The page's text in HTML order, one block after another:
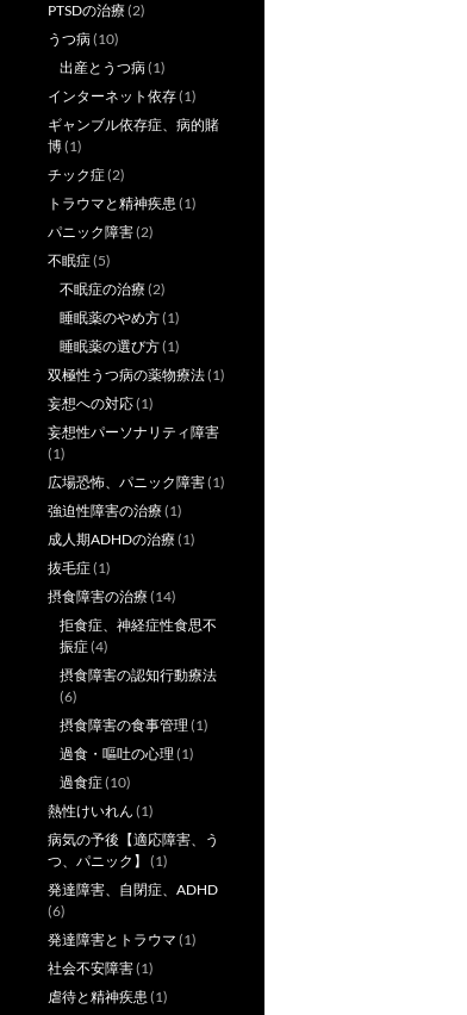
PTSDの治療(2)
うつ病(10)
出産とうつ病(1)
インターネット依存(1)
ギャンブル依存症、病的賭
博(1)
チック症(2)
トラウマと精神疾患 (1)
パニック障害(2)
不眠症(5)
不眠症の治療(2)
睡眠薬のやめ方(1)
睡眠薬の選び方(1)
双極性うつ病の薬物療法(1)
妄想への対応(1)
妄想性パーソナリティ障害
(1)
広場恐怖、パニック障害(1)
強迫性障害の治療(1)
成人期ADHDの治療(1)
抜毛症(1)
摂食障害の治療(14)
拒食症、神経症性食思不
振症(4)
摂食障害の認知行動療法
(6)
摂食障害の食事管理 (1)
過食・嘔吐の心理 (1)
過食症(10)
熱性けいれん (1)
病気の予後【適応障害、う
つ、パニック】
(1)
発達障害、自閉症、ADHD
(6)
発達障害とトラウマ (1)
社会不安障害(1)
虐待と精神疾患 (1)